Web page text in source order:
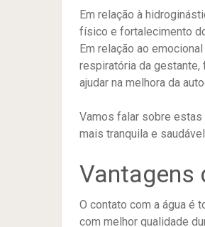
Em relação à
físico e fortalecimento
Em relação ao
respiratória da gestante,
ajudar na melhora da
Vamos falar sobre estas
mais tranquila e
Vantagens
O contato com a água é
com melhor qualidade